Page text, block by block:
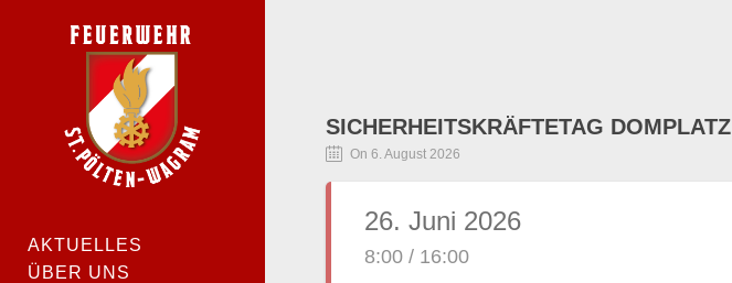
AKTUELLES
ÜBER UNS
SICHERHEITSKRÄFTETAG DOMPLATZ
On 6. August 2026
26. Juni 2026
8:00 / 16:00